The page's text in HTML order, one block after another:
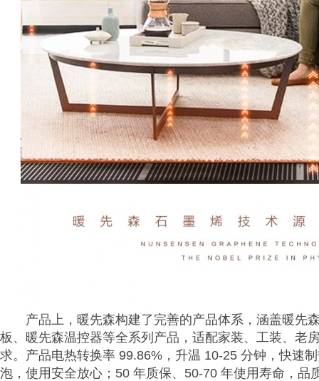
产品上，暖先森构建了完善的产品体系，涵盖暖先
板、暖先森温控器等全系列产品，适配家装、工装、老
求。产品电热转换率 99.86%，升温 10-25 分钟，快速
泡，使用安全放心；50 年质保、50-70 年使用寿命，品